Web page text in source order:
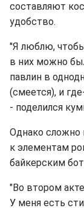
составляют
удобство.
"Я люблю,
в них можно
павлин в
(смеется), и
- поделился
Однако сложно
к элементам
байкерским
"Во втором
У меня есть